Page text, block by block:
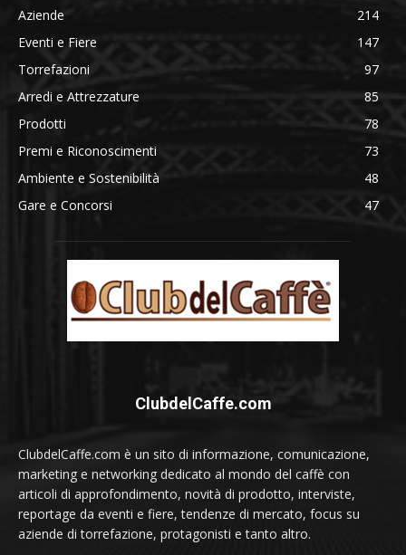
Aziende
214
Eventi e Fiere
147
Torrefazioni
97
Arredi e Attrezzature
85
Prodotti
78
Premi e Riconoscimenti
73
Ambiente e Sostenibilità
48
Gare e Concorsi
47
ClubdelCaffe.com
ClubdelCaffe.com è un sito di informazione, comunicazione,
marketing e networking dedicato al mondo del caffè con
articoli di approfondimento, novità di prodotto, interviste,
reportage da eventi e fiere, tendenze di mercato, focus su
aziende di torrefazione, protagonisti e tanto altro.